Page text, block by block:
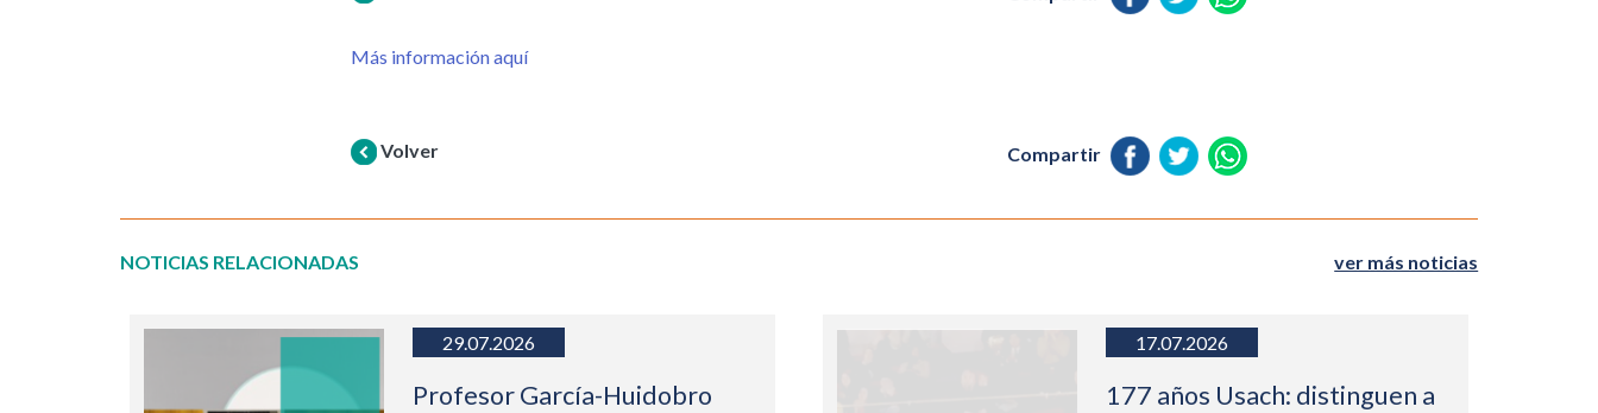
Más información aquí
Volver Compartir
NOTICIAS RELACIONADAS ver más noticias
29.07.2026
Profesor García-Huidobro
17.07.2026
177 años Usach: distinguen a